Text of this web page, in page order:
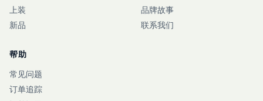
上装
新品
品牌故事
联系我们
帮助
常见问题
订单追踪